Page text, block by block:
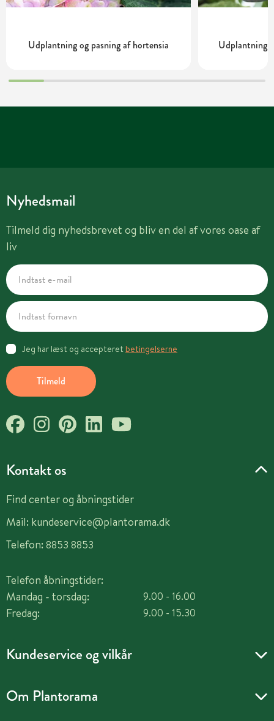
Udplantning og pasning af hortensia Udplantning
Kontakt os
Find center og åbningstider
Mail: kundeservice@plantorama.dk
Telefon: 8853 8853
Telefon åbningstider:
Mandag - torsdag:
Fredag:
9.00 - 16.00
9.00 - 15.30
Kundeservice og vilkår
Om Plantorama
Nyhedsmail
Tilmeld dig nyhedsbrevet og bliv en del af vores oase af
liv
Tilmeld
Jeg har læst og accepteret betingelserne